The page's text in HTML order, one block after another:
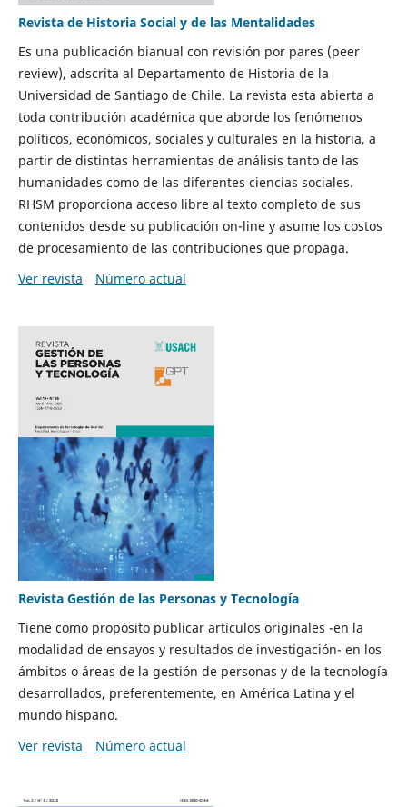
Revista de Historia Social y de las Mentalidades
Es una publicación bianual con revisión por pares (peer
review), adscrita al Departamento de Historia de la
Universidad de Santiago de Chile. La revista esta abierta a
toda contribución académica que aborde los fenómenos
políticos, económicos, sociales y culturales en la historia, a
partir de distintas herramientas de análisis tanto de las
humanidades como de las diferentes ciencias sociales.
RHSM proporciona acceso libre al texto completo de sus
contenidos desde su publicación on-line y asume los costos
de procesamiento de las contribuciones que propaga.
Ver revista
Número actual
Revista Gestión de las Personas y Tecnología
Tiene como propósito publicar artículos originales -en la
modalidad de ensayos y resultados de investigación- en los
ámbitos o áreas de la gestión de personas y de la tecnología
desarrollados, preferentemente, en América Latina y el
mundo hispano.
Ver revista
Número actual